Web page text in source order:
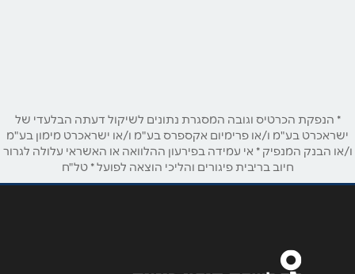
טלפון*
אימייל *
אנא חזרו אלי בקשר ל...
* הנפקת הכרטיס וגובה המסגרת נתונים לשיקול דעתה הבלעדי של
ישראכרט בע"מ ו/או פרימיום אקספרס בע"מ ו/או ישראכרט מימון בע"מ
ו/או הבנק המנפיק * אי עמידה בפירעון ההלוואה או האשראי עלולה לגרור
חיוב בריבית פיגורים והליכי הוצאה לפועל * טל"ח